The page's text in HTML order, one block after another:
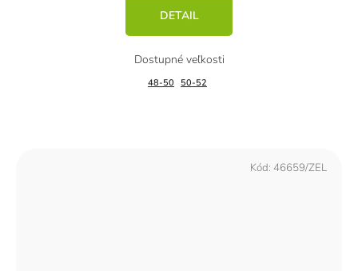
DETAIL
48-50 50-52
Kód: 46659/ZEL